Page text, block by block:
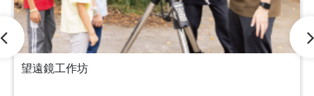
望遠鏡工作坊